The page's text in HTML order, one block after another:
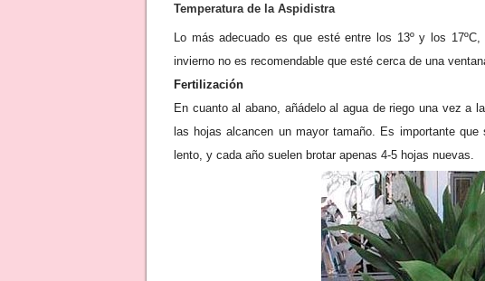
Temperatura de la Aspidistra
Lo más adecuado es que esté entre los 13º y los
invierno no es recomendable que esté cerca de una
Fertilización
En cuanto al abano, añádelo al agua de riego una vez a
las hojas alcancen un mayor tamaño. Es importante
lento, y cada año suelen brotar apenas 4-5 hojas nuevas.